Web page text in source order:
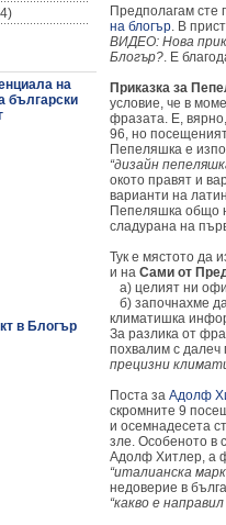
на
български
в Блогър
Предполагам сте
на блогър. В
ВИДЕО: Нова
Блогър?. Е
Приказка за
условие, че в
фразата. Е,
96, но
Пепеляшка е
“дизайн
окото правят и
варианти на
Пепеляшка общо
сладурана на
Тук е мястото да
и на Сами от
а) целият ни
б) започнахме
климатишка
За разлика от
похвалим с
прецизни
Поста за Адолф
скромните 9
и осемнадесета
зле. Особеното в
Адолф Хитлер, а
“италианска
недоверие в
“какво е